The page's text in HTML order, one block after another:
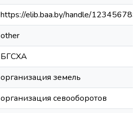
https://elib.baa.by/handle/
other
БГСХА
организация земель
организация севооборотов